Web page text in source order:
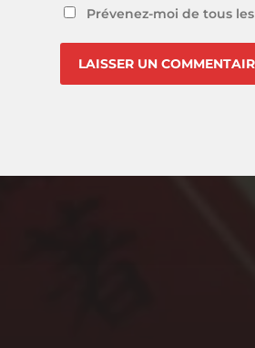
Prévenez-moi de tous